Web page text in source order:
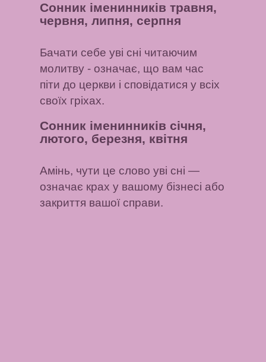
Сонник іменинників травня,
червня, липня, серпня
Бачати себе уві сні читаючим
молитву - означає, що вам час
піти до церкви і сповідатися у всіх
своїх гріхах.
Сонник іменинників січня,
лютого, березня, квітня
Амінь, чути це слово уві сні —
означає крах у вашому бізнесі або
закриття вашої справи.